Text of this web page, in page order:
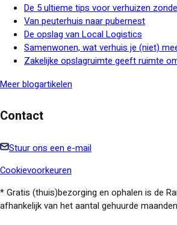
De 5 ultieme tips voor verhuizen
Van peuterhuis naar pubernest
De opslag van Local Logistics
Samenwonen, wat verhuis je (niet)
Zakelijke opslagruimte geeft ruimte
Meer blogartikelen
Contact
Stuur ons een e-mail
Cookievoorkeuren
* Gratis (thuis)bezorging en ophalen is de
afhankelijk van het aantal gehuurde